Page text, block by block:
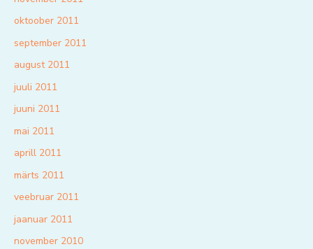
oktoober 2011
september 2011
august 2011
juuli 2011
juuni 2011
mai 2011
aprill 2011
märts 2011
veebruar 2011
jaanuar 2011
november 2010